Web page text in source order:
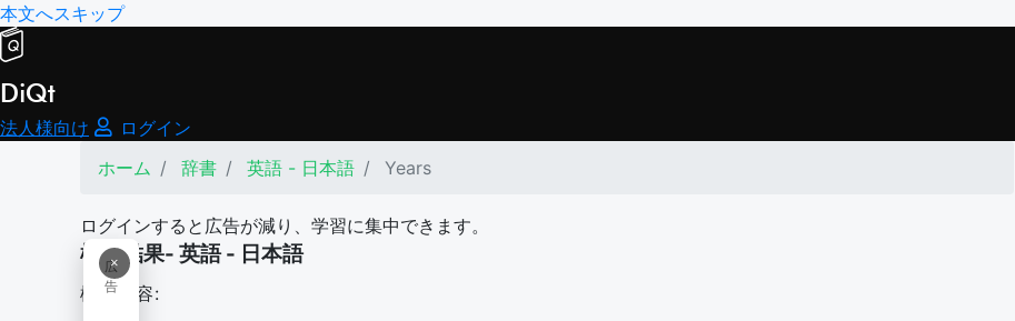
本文へスキップ
DiQt
法人様向け
ログイン
ホーム
辞書 英語 - 日本語 Years
ログインすると広告が減り、学習に集中できます。
×
広
告
検索結果- 英語 - 日本語
検索内容: